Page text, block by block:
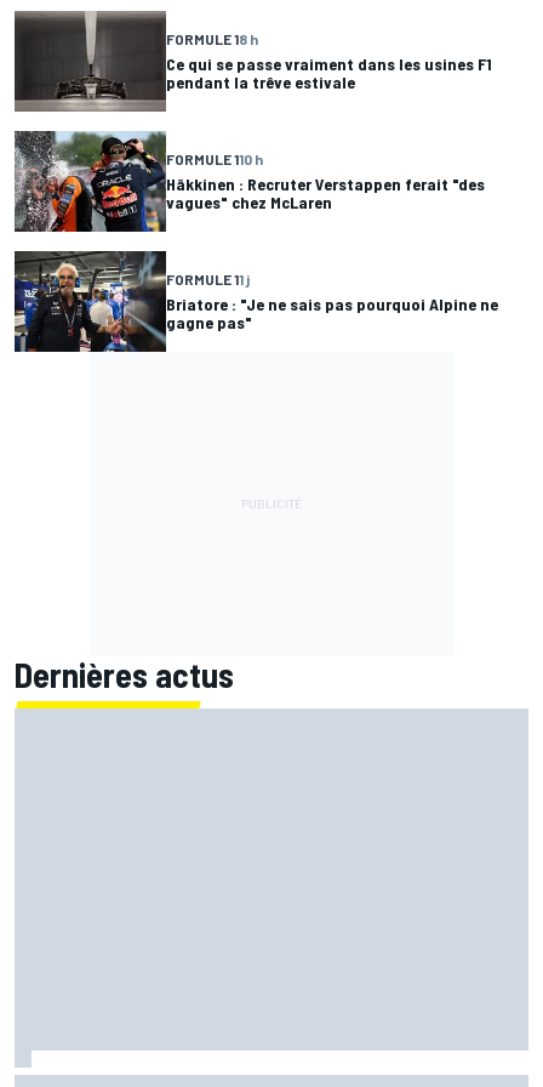
FORMULE 18 h
Ce qui se passe vraiment dans les usines F1
pendant la trêve estivale
FORMULE 110 h
Häkkinen : Recruter Verstappen ferait "des
vagues" chez McLaren
FORMULE 11 j
Briatore : "Je ne sais pas pourquoi Alpine ne
gagne pas"
Dernières actus